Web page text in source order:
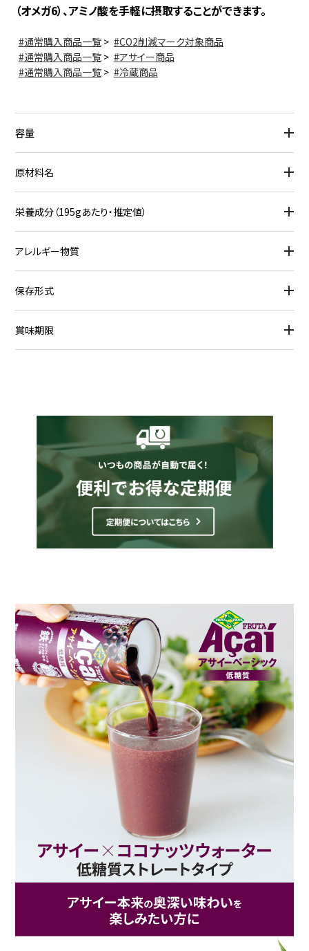
（オメガ6）、アミノ酸を手軽に摂取することができます。
通常購入商品一覧>
CO2削減マーク対象商品
通常購入商品一覧>
アサイー商品
通常購入商品一覧> 冷蔵商品
容量
原材料名
栄養成分（195gあたり・推定値）
アレルギー物質
保存形式
賞味期限